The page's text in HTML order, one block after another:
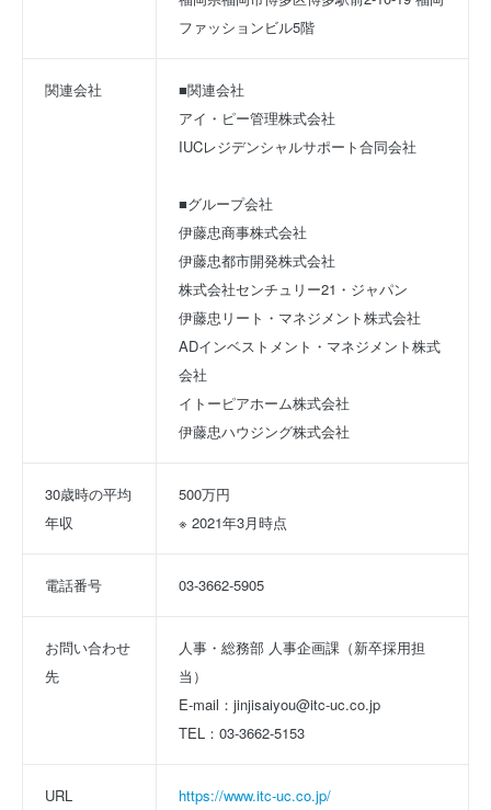
ファッションビル5階
関連会社
■関連会社
アイ・ピー管理株式会社
IUCレジデンシャルサポート合同会社
■グループ会社
伊藤忠商事株式会社
伊藤忠都市開発株式会社
株式会社センチュリー21・ジャパン
伊藤忠リート・マネジメント株式会社
ADインベストメント・マネジメント株式
会社
イトーピアホーム株式会社
伊藤忠ハウジング株式会社
30歳時の平均
年収
500万円
※ 2021年3月時点
電話番号 03-3662-5905
お問い合わせ
先
人事・総務部 人事企画課（新卒採用担
当）
E-mail：jinjisaiyou@itc-uc.co.jp
TEL：03-3662-5153
URL https://www.itc-uc.co.jp/